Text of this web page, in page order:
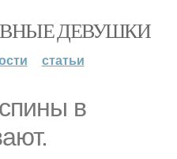
ДЕВУШКИ
статьи
в